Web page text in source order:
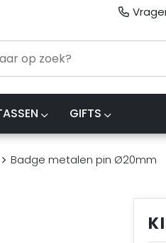
GIFTS
Badge metalen pin Ø20mm